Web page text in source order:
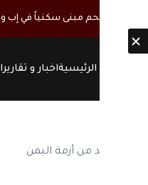
تقتحم مبنى سكنياً في إب
الرئيسيةاخبار و تقارير